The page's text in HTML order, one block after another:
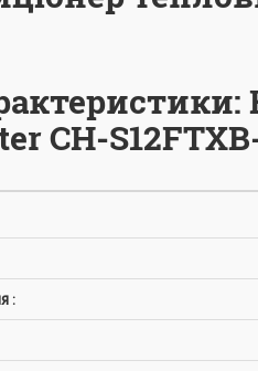
CH-
: